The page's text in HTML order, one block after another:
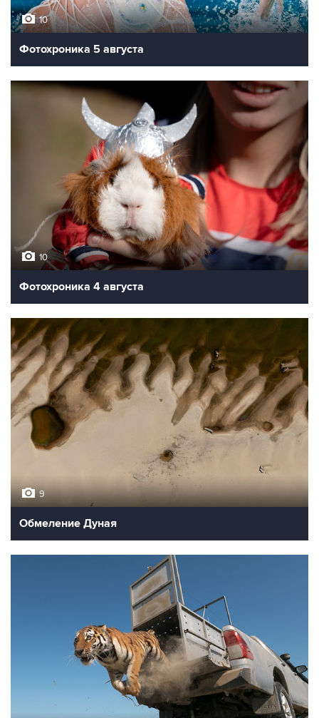
10
Фотохроника 5 августа
10
Фотохроника 4 августа
9
Обмеление Дуная